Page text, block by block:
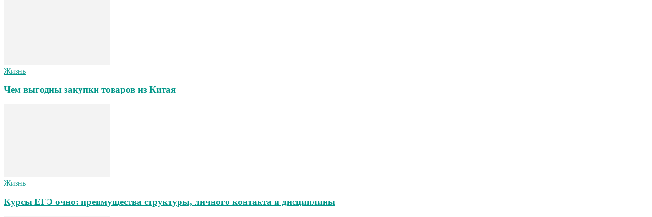
Жизнь
Чем выгодны закупки товаров из Китая
Жизнь
Курсы ЕГЭ очно: преимущества структуры, личного контакта и дисциплины